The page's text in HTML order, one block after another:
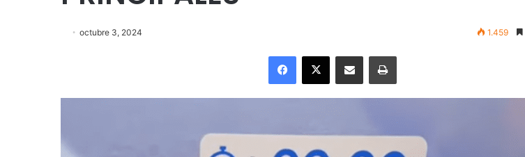
octubre 3, 2024 1.459
Facebook
X Enviar vía email Imprimir